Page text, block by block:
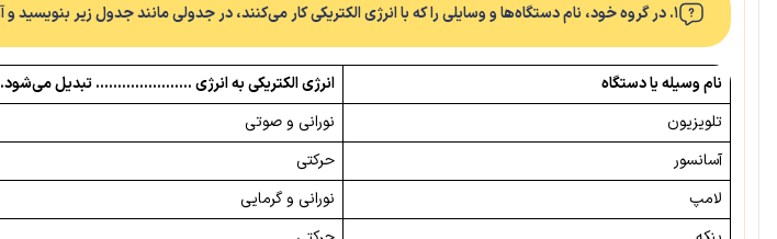
۱. در گروه خود، نام دستگاه‌ها و وسایلی را که با انرژی الکتریکی کار می‌کنند، در جدولی مانند جدول زیر بنویسید و آن را کامل کنید.
نام وسیله یا دستگاه
انرژی الکتریکی به انرژی …………………. تبدیل می‌شود.
تلویزیون
نورانی و صوتی
آسانسور
حرکتی
لامپ
نورانی و گرمایی